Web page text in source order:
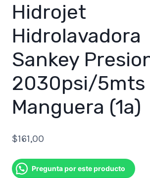
Hidrojet
Hidrolavadora
Sankey
2030psi/5mts
Manguera (1a)
$161,00
Pregunta por este producto